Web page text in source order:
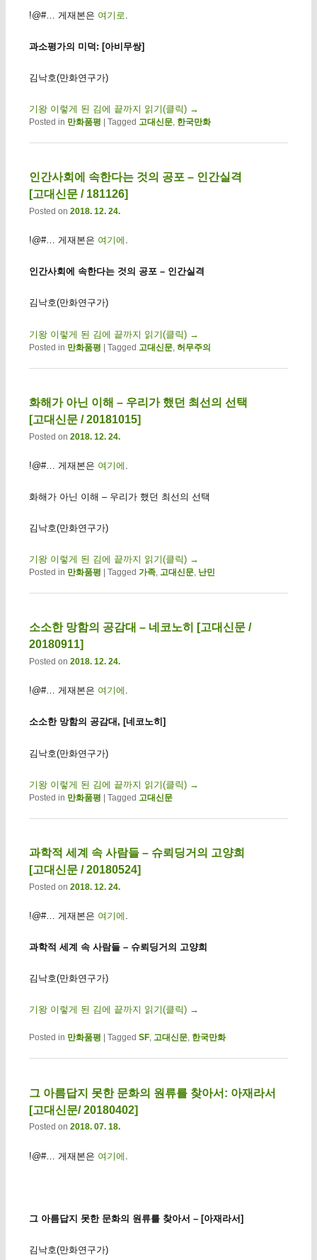
!@#… 게재본은 여기로
과소평가의 미덕: [아비무쌍]
김낙호(만화연구가)
기왕 이렇게 된 김에 끝까지 읽기(클릭) →
Posted in 만화품평 Tagged 고대신문, 한국만화
인간사회에 속한다는 것의 공포 – 인간실격
[고대신문 / 181126]
Posted on 2018. 12. 24.
!@#… 게재본은 여기에 .
인간사회에 속한다는 것의 공포 – 인간실격
김낙호(만화연구가)
기왕 이렇게 된 김에 끝까지 읽기(클릭) →
Posted in 만화품평 | Tagged 고대신문, 허무주의
화해가 아닌 이해 – 우리가 했던 최선의 선택
[고대신문 / 20181015]
Posted on 2018. 12. 24.
!@#… 게재본은 여기에
화해가 아닌 이해 – 우리가 했던 최선의 선택
김낙호(만화연구가)
기왕 이렇게 된 김에 끝까지 읽기(클릭) →
Posted in 만화품평 Tagged 가족, 고대신문, 난민
소소한 망함의 공감대 – 네코노히 [고대신문 /
20180911]
Posted on 2018. 12. 24.
!@#… 게재본은 여기에 .
소소한 망함의 공감대, [네코노히]
김낙호(만화연구가)
기왕 이렇게 된 김에 끝까지 읽기(클릭) →
Posted in 만화품평 | Tagged 고대신문
과학적 세계 속 사람들 – 슈뢰딩거의 고양희
[고대신문 / 20180524]
Posted on 2018. 12. 24.
!@#… 게재본은 여기에
과학적 세계 속 사람들 – 슈뢰딩거의 고양희
김낙호(만화연구가)
기왕 이렇게 된 김에 끝까지 읽기(클릭) →
Posted in 만화품평 Tagged SF, 고대신문, 한국만화
그 아름답지 못한 문화의 원류를 찾아서: 아재라서
[고대신문/ 20180402]
Posted on 2018. 07. 18.
!@#… 게재본은 여기에
그 아름답지 못한 문화의 원류를 찾아서 – [아재라서]
김낙호(만화연구가)